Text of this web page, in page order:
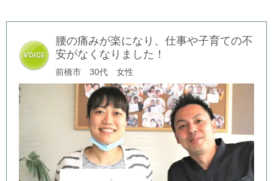
腰の痛みが楽になり、仕事や子育ての不
安がなくなりました！
前橋市 30代 女性